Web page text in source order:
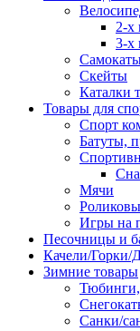
2-х
3-х
Скейты
Каталки
Товары для
Спорт
Батуты,
Мячи
Игры на
Песочницы и
Качели/Горки/
Зимние товары
Тюбинги,
Санки/